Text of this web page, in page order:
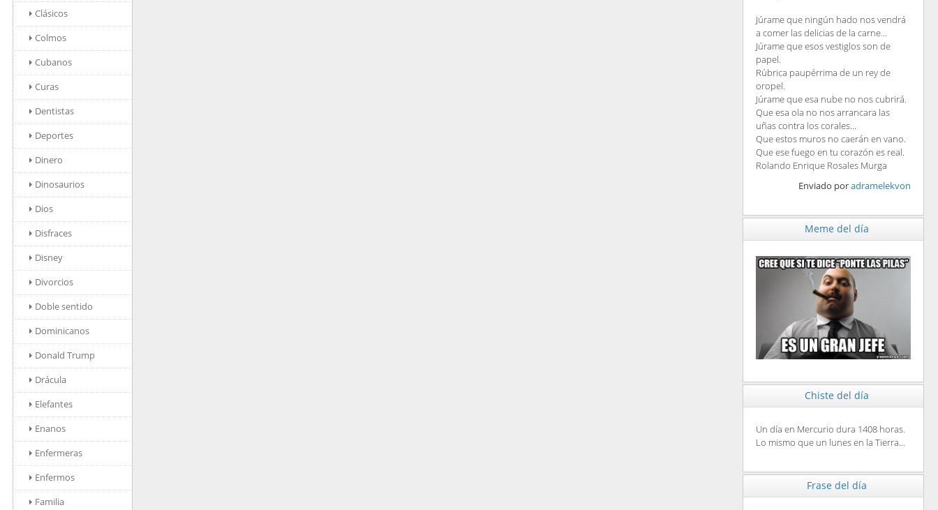
Clásicos
Colmos
Cubanos
Curas
Dentistas
Deportes
Dinero
Dinosaurios
Dios
Disfraces
Disney
Divorcios
Doble sentido
Dominicanos
Donald Trump
Drácula
Elefantes
Enanos
Enfermeras
Enfermos
Familia
Júrame que ningún hado nos vendrá
a comer las delicias de la carne...
Júrame que esos vestiglos son de
papel.
Rúbrica paupérrima de un rey de
oropel.
Júrame que esa nube no nos cubrirá.
Que esa ola no nos arrancara las
uñas contra los corales...
Que estos muros no caerán en vano.
Que ese fuego en tu corazón es real.
Rolando Enrique Rosales Murga
Enviado poradramelekvon
Meme del día
Chiste del día
Un día en Mercurio dura 1408 horas.
Lo mismo que un lunes en la Tierra...
Frase del día